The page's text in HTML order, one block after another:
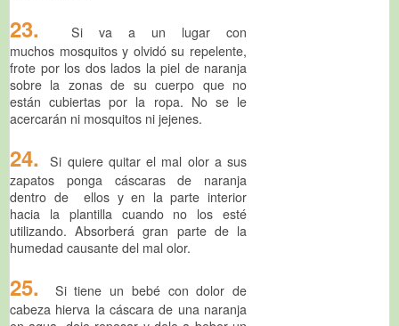
23.
Si va a un lugar con
muchos mosquitos y olvidó su repelente,
frote por los dos lados la piel de naranja
sobre la zonas de su cuerpo que no
están cubiertas por la ropa. No se le
acercarán ni mosquitos ni jejenes.
24.
Si quiere quitar el mal olor a sus
zapatos ponga cáscaras de naranja
dentro de ellos y en la parte interior
hacia la plantilla cuando no los esté
utilizando. Absorberá gran parte de la
humedad causante del mal olor.
25.
Si tiene un bebé con dolor de
cabeza hierva la cáscara de una naranja